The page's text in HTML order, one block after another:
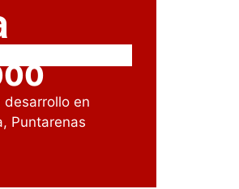
desarrollo en
Puntarenas